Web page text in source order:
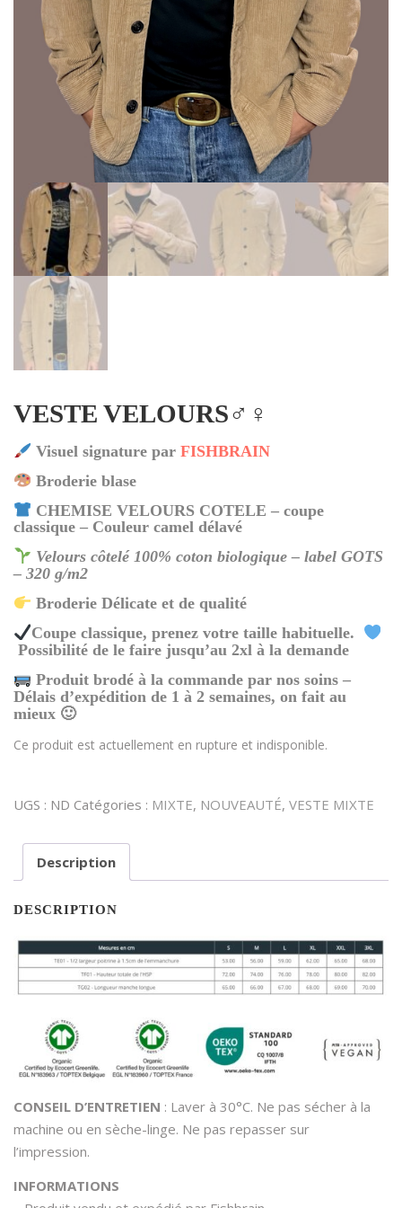
VESTE VELOURS♂️♀️
Visuel signature par FISHBRAIN
Broderie blase
CHEMISE VELOURS COTELE – coupe
classique – Couleur camel délavé
Velours côtelé 100% coton biologique – label GOTS
– 320 g/m2
Broderie Délicate et de qualité
Coupe classique, prenez votre taille habituelle.
Possibilité de le faire jusqu’au 2xl à la demande
Produit brodé à la commande par nos soins –
Délais d’expédition de 1 à 2 semaines, on fait au
mieux 🙂
Ce produit est actuellement en rupture et indisponible.
UGS : ND Catégories : MIXTE, NOUVEAUTÉ, VESTE MIXTE
Description
DESCRIPTION
CONSEIL D’ENTRETIEN : Laver à 30°C. Ne pas sécher à la
machine ou en sèche-linge. Ne pas repasser sur
l’impression.
INFORMATIONS